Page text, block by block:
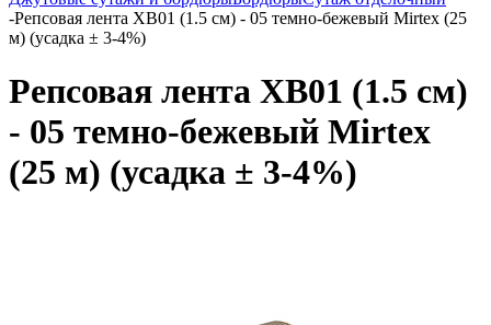
-Репсовая лента XB01 (1.5 см) - 05 темно-бежевый Mirtex (25
м) (усадка ± 3-4%)
Репсовая лента XB01 (1.5 см)
- 05 темно-бежевый Mirtex
(25 м) (усадка ± 3-4%)